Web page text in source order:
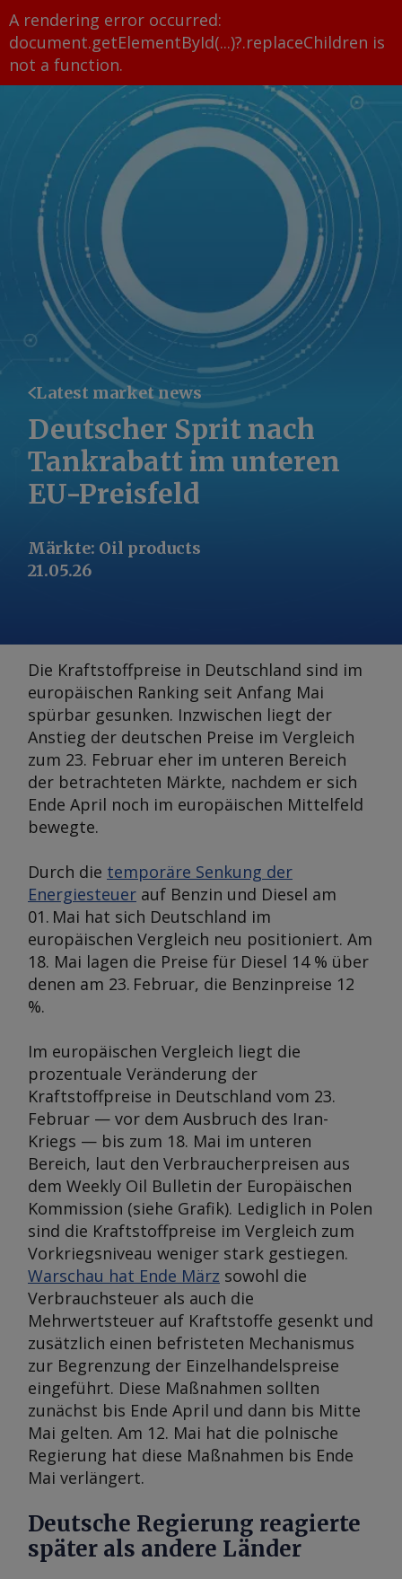
A rendering error occurred:
document.getElementById(...)?.replaceChildren is
not a function.
Latest market news
Deutscher Sprit nach
Tankrabatt im unteren
EU-Preisfeld
Märkte: Oil products
21.05.26
Die Kraftstoffpreise in Deutschland sind im
europäischen Ranking seit Anfang Mai
spürbar gesunken. Inzwischen liegt der
Anstieg der deutschen Preise im Vergleich
zum 23. Februar eher im unteren Bereich
der betrachteten Märkte, nachdem er sich
Ende April noch im europäischen Mittelfeld
bewegte.
Durch die temporäre Senkung der
Energiesteuer auf Benzin und Diesel am
01. Mai hat sich Deutschland im
europäischen Vergleich neu positioniert. Am
18. Mai lagen die Preise für Diesel 14 % über
denen am 23. Februar, die Benzinpreise 12
%.
Im europäischen Vergleich liegt die
prozentuale Veränderung der
Kraftstoffpreise in Deutschland vom 23.
Februar — vor dem Ausbruch des Iran-
Kriegs — bis zum 18. Mai im unteren
Bereich, laut den Verbraucherpreisen aus
dem Weekly Oil Bulletin der Europäischen
Kommission (siehe Grafik). Lediglich in Polen
sind die Kraftstoffpreise im Vergleich zum
Vorkriegsniveau weniger stark gestiegen.
Warschau hat Ende März sowohl die
Verbrauchsteuer als auch die
Mehrwertsteuer auf Kraftstoffe gesenkt und
zusätzlich einen befristeten Mechanismus
zur Begrenzung der Einzelhandelspreise
eingeführt. Diese Maßnahmen sollten
zunächst bis Ende April und dann bis Mitte
Mai gelten. Am 12. Mai hat die polnische
Regierung hat diese Maßnahmen bis Ende
Mai verlängert.
Deutsche Regierung reagierte
später als andere Länder